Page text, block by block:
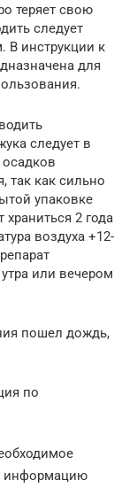
теряет свою
следует
В инструкции к
для
следует в
так как сильно
упаковке
2 года
воздуха +12-
или вечером
пошел дождь,
по
информацию